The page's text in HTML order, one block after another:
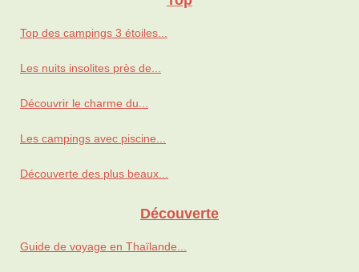
Top des campings 3 étoiles...
Les nuits insolites près de...
Découvrir le charme du...
Les campings avec piscine...
Découverte des plus beaux...
Découverte
Guide de voyage en Thaïlande...